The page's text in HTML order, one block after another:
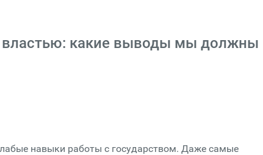
какие выводы мы должны
навыки работы с государством. Даже самые